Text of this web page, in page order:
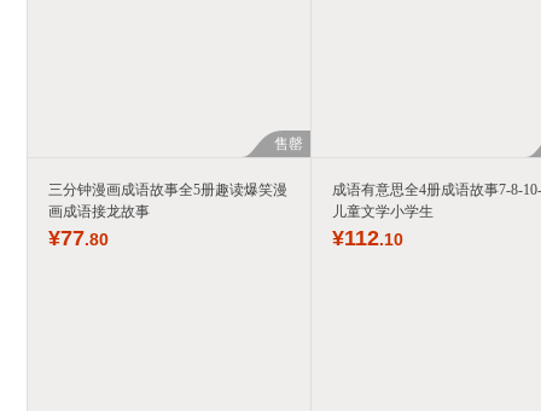
售罄
三分钟漫画成语故事全5册趣读爆笑漫
画成语接龙故事
¥77.80
成语有意思全4册成语故事7-8-
儿童文学小学生
¥112.10